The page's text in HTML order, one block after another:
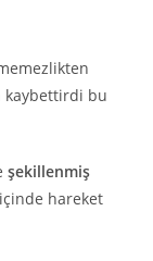
kaybettirdi bu
şekillenmiş
hareket